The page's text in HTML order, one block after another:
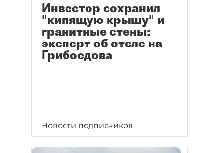
Инвестор сохранил
"кипящую крышу" и
гранитные стены:
эксперт об отеле на
Грибоедова
Новости подписчиков